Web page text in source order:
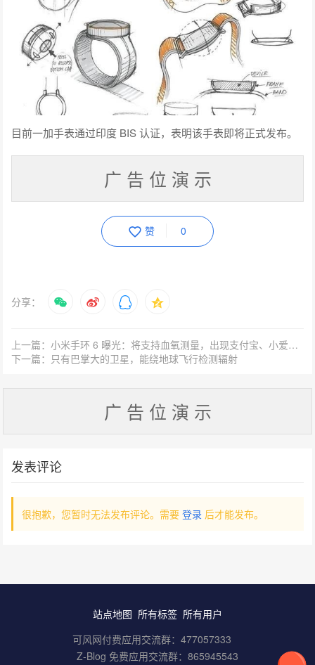
目前一加手表通过印度 BIS 认证，表明该手表即将正式发布。
广 告 位 演 示
赞 0
分享：
上一篇：小米手环 6 曝光：将支持血氧测量，出现支付宝、小爱同学应用图标
下一篇：只有巴掌大的卫星，能绕地球飞行检测辐射
广 告 位 演 示
发表评论
很抱歉，您暂时无法发布评论。需要登录 后才能发布。
站点地图 所有标签 所有用户
可风网付费应用交流群： 477057333
Z-Blog 免费应用交流群： 865945543